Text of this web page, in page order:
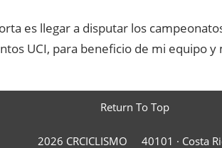
es llegar a disputar los
UCI, para beneficio de mi equipo y
Return To Top
2026 CRCICLISMO 40101 · Costa